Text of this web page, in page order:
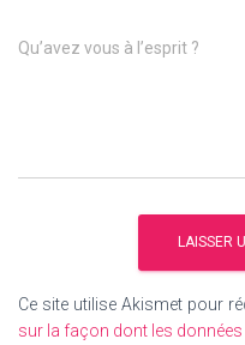
Qu’avez vous à l’esprit ?
Ce site utilise Akismet pour
sur la façon dont les